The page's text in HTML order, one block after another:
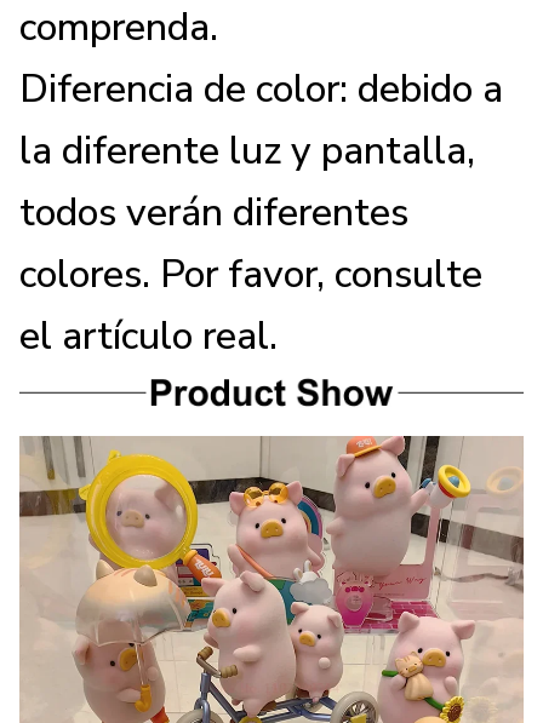
comprenda.
Diferencia de color: debido a
la diferente luz y pantalla,
todos verán diferentes
colores. Por favor, consulte
el artículo real.